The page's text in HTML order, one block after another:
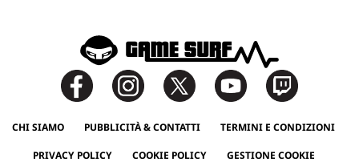
CHI SIAMO PUBBLICITÀ & CONTATTI TERMINI E CONDIZIONI
PRIVACY POLICY COOKIE POLICY GESTIONE COOKIE